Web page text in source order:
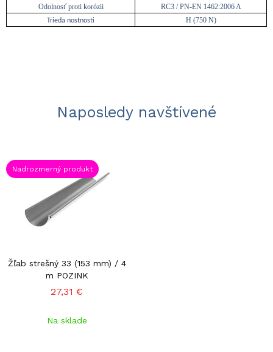
Odolnosť proti korózii
RC3 / PN-EN 1462:2006 A
Trieda nostnosti H (750 N)
Naposledy navštívené
Nadrozmerný produkt
Žľab strešný 33 (153 mm) / 4
m POZINK
27,31 €
Na sklade